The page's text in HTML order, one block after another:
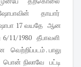
தாயார்
ஷோபா 17 வயதே ஆன
11/1980 தீபாவளி
. பாலு
நிலாவே பட்டி